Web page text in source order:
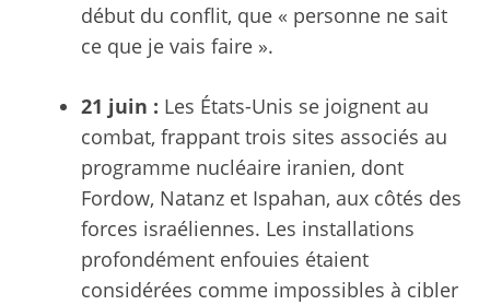
début du conflit, que « personne ne sait
ce que je vais faire ».
21 juin : Les États-Unis se joignent au
combat, frappant trois sites associés au
programme nucléaire iranien, dont
Fordow, Natanz et Ispahan, aux côtés des
forces israéliennes. Les installations
profondément enfouies étaient
considérées comme impossibles à cibler